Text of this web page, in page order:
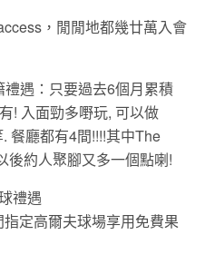
，閒閒地都幾廿萬入會
禮遇：只要過去6個月累積
! 入面勁多嘢玩, 可以做
餐廳都有4間!!!!其中The
後約人聚腳又多一個點喇!
禮遇
定高爾夫球場享用免費果